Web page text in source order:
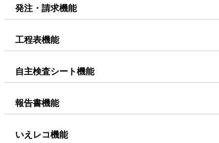
発注・請求機能
工程表機能
自主検査シート機能
報告書機能
いえレコ機能